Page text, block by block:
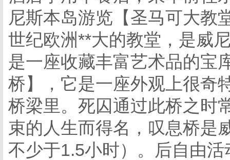
尼斯本岛游览【圣马可大教
世纪欧洲**大的教堂，是威
是一座收藏丰富艺术品的
桥】，它是一座外观上很奇
桥梁里。死囚通过此桥之时
束的人生而得名，叹息桥是
不少于1.5小时）。后自由